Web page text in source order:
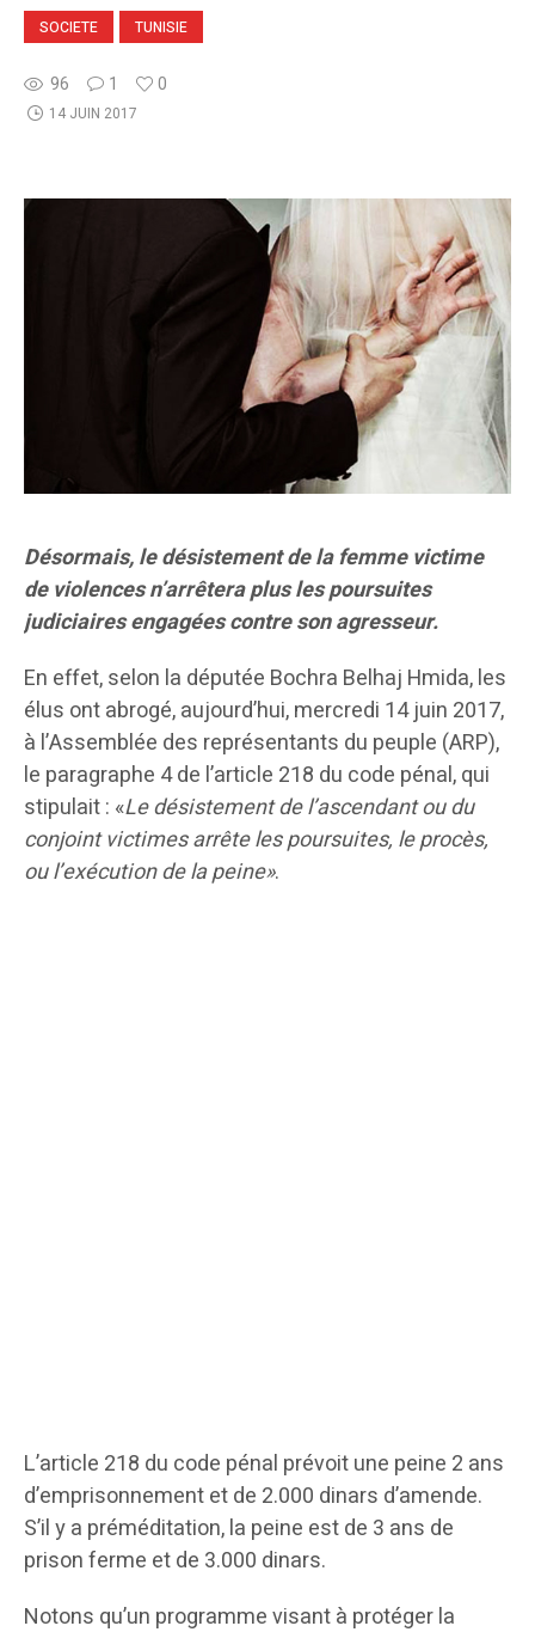
SOCIETE TUNISIE
96 1 0
14 JUIN 2017
Désormais, le désistement de la femme victime
de violences n’arrêtera plus les poursuites
judiciaires engagées contre son agresseur.
En effet, selon la députée Bochra Belhaj Hmida, les
élus ont abrogé, aujourd’hui, mercredi 14 juin 2017,
à l’Assemblée des représentants du peuple (ARP),
le paragraphe 4 de l’article 218 du code pénal, qui
stipulait : «Le désistement de l’ascendant ou du
conjoint victimes arrête les poursuites, le procès,
ou l’exécution de la peine».
L’article 218 du code pénal prévoit une peine 2 ans
d’emprisonnement et de 2.000 dinars d’amende.
S’il y a préméditation, la peine est de 3 ans de
prison ferme et de 3.000 dinars.
Notons qu’un programme visant à protéger la